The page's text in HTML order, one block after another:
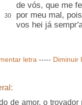
de vós, que me
30
por meu mal,
vos hei já
letra ----- Diminuir
de amor, o